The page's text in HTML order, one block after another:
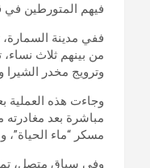
فيهم المتورطين في
وترويج مخدر الشيرا
وجاءت هذه العملية
مباشرة بعد
مسكر “ماء